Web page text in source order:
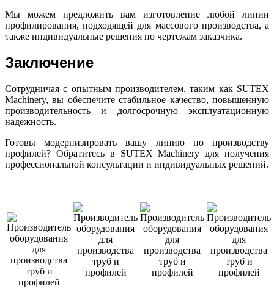
Мы можем предложить вам изготовление любой линии
профилирования, подходящей для массового производства, а
также индивидуальные решения по чертежам заказчика.
Заключение
Сотрудничая с опытным производителем, таким как SUTEX
Machinery, вы обеспечите стабильное качество, повышенную
производительность и долгосрочную эксплуатационную
надежность.
Готовы модернизировать вашу линию по производству
профилей? Обратитесь в SUTEX Machinery для получения
профессиональной консультации и индивидуальных решений.